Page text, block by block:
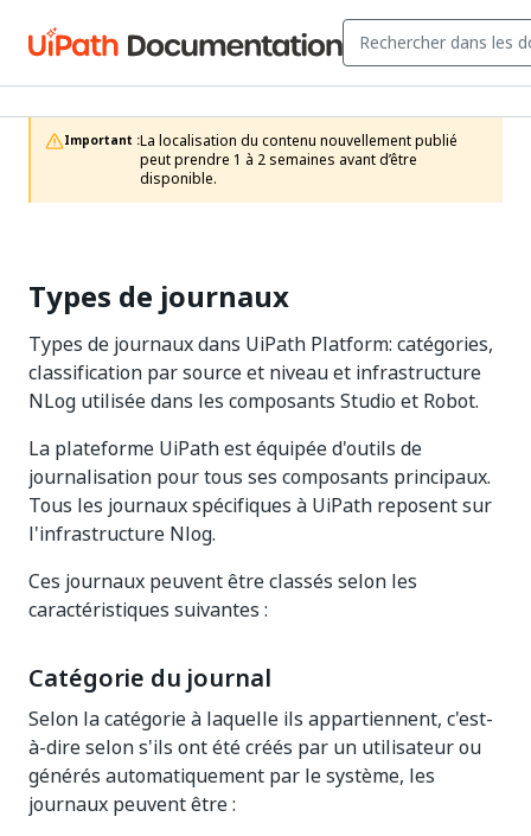
Important :La localisation du contenu nouvellement publié
peut prendre 1 à 2 semaines avant d’être
disponible.
Types de journaux
Types de journaux dans UiPath Platform: catégories,
classification par source et niveau et infrastructure
NLog utilisée dans les composants Studio et Robot.
La plateforme UiPath est équipée d'outils de
journalisation pour tous ses composants principaux.
Tous les journaux spécifiques à UiPath reposent sur
l'infrastructure Nlog.
Ces journaux peuvent être classés selon les
caractéristiques suivantes :
Catégorie du journal
Selon la catégorie à laquelle ils appartiennent, c'est-
à-dire selon s'ils ont été créés par un utilisateur ou
générés automatiquement par le système, les
journaux peuvent être :